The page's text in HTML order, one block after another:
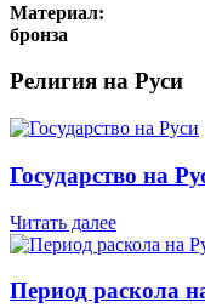
Материал:
бронза
Религия на Руси
Государство на
Читать далее
Период раскола